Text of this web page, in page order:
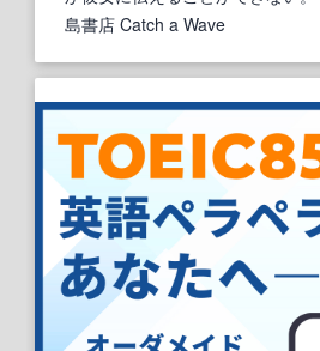
島書店 Catch a Wave